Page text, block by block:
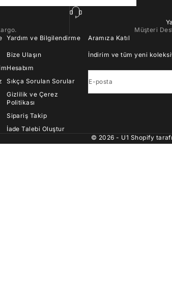
Müşteri
Yardım ve Bilgilendirme
Bize Ulaşın
Hesabım
Sıkça Sorulan Sorular
Gizlilik ve Çerez
Politikası
Sipariş Takip
İade Talebi Oluştur
Aramıza Katıl
İndirim ve tüm yeni
E-posta
© 2026 - U1 Shopify